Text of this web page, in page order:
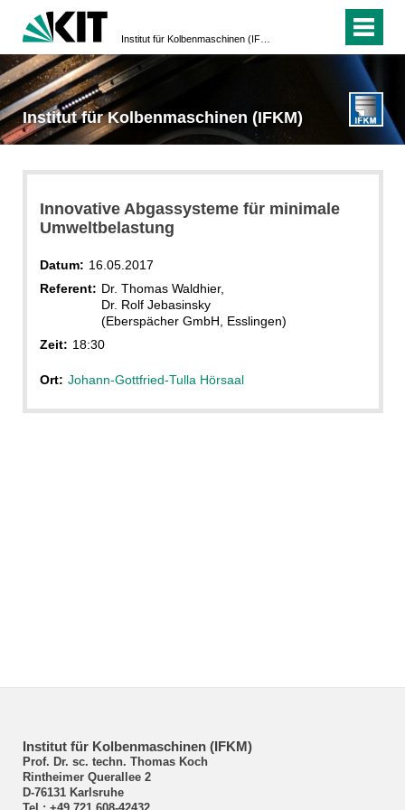
Institut für Kolbenmaschinen (IFKM)
Innovative Abgassysteme für minimale
Umweltbelastung
Datum: 16.05.2017
Referent: Dr. Thomas Waldhier,
Dr. Rolf Jebasinsky
(Eberspächer GmbH, Esslingen)
Zeit: 18:30
Ort: Johann-Gottfried-Tulla Hörsaal
Institut für Kolbenmaschinen (IFKM)
Prof. Dr. sc. techn. Thomas Koch
Rintheimer Querallee 2
D-76131 Karlsruhe